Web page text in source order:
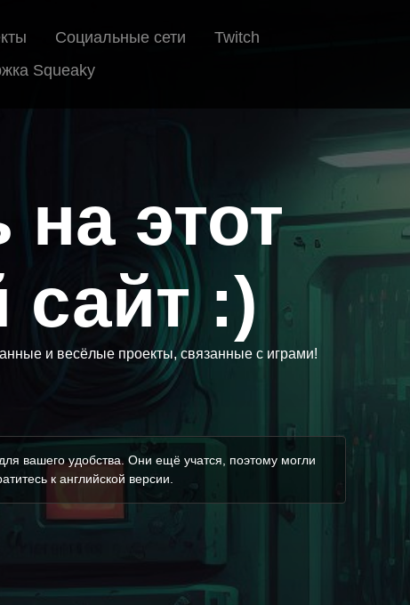
Социальные сети
Twitch
Squeaky
этот
сайт :)
и весёлые проекты, связанные с играми!
вашего удобства. Они ещё учатся, поэтому могли
к английской версии.